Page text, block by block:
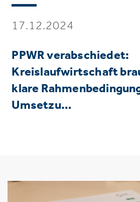
17.12.2024
PPWR verabschiedet:
Kreislaufwirtschaft
klare
Umsetzu…